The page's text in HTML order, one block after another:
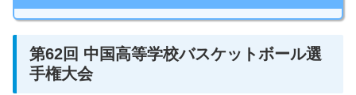
第62回 中国高等学校バスケットボール選
手権大会